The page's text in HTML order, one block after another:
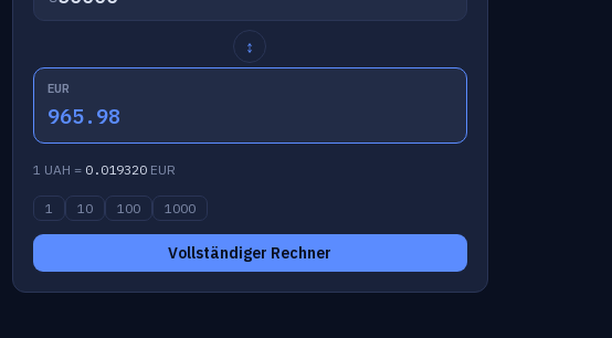
↕
EUR
965.98
1 UAH = 0.019320EUR
1 10 100 1000
Vollständiger Rechner